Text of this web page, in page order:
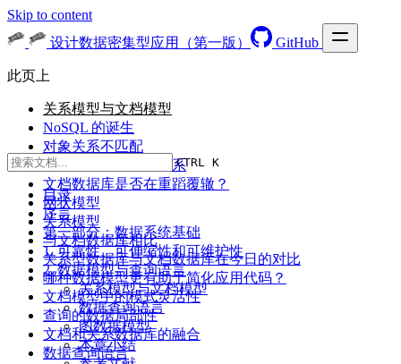
Skip to content
设计数据密集型应用（第一版）
GitHub
CTRL K
目录
序言
第一部分：数据系统基础
1. 可靠性、可伸缩性和可维护性
2. 数据模型与查询语言
关系模型与文档模型
数据查询语言
图数据模型
本章小结
此页上
关系模型与文档模型
NoSQL 的诞生
对象关系不匹配
多对一和多对多的关系
文档数据库是否在重蹈覆辙？
网状模型
关系模型
与文档数据库相比
关系型数据库与文档数据库在今日的对比
哪种数据模型更有助于简化应用代码？
文档模型中的模式灵活性
查询的数据局部性
文档和关系数据库的融合
数据查询语言